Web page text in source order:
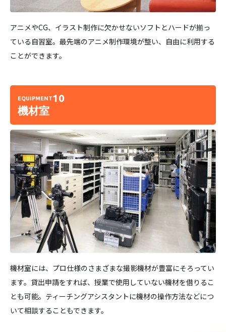
アニメやCG、イラスト制作に欠かせないソフトとハードが揃っ
ている自習室。最先端のアニメ制作環境が整い、自由に利用する
ことができます。
EQUIPMENT10
機材室
機材室には、プロ仕様のさまざまな撮影機材が豊富にそろってい
ます。貸出申請をすれば、授業で使用していない機材を借りるこ
とも可能。ティーチングアシスタントに機材の操作方法などにつ
いて相談することもできます。